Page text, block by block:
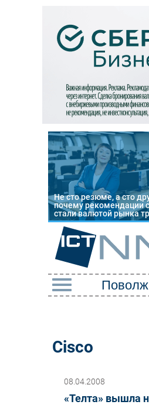
Не сто резюме, а сто
почему рекомендации
стали валютой рынка
Интернет
Cisco
08.04.2008
«Телта» вышла